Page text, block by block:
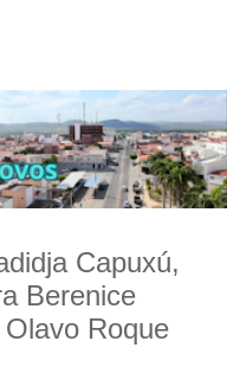
Capuxú,
Berenice
Roque